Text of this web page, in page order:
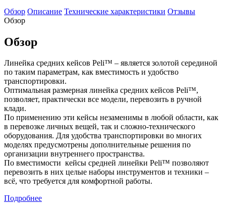
Обзор Описание Технические характеристики Отзывы
Обзор
Обзор
Линейка средних кейсов Peli™ – является золотой серединой
по таким параметрам, как вместимость и удобство
транспортировки.
Оптимальная размерная линейка средних кейсов Peli™,
позволяет, практически все модели, перевозить в ручной
клади.
По применению эти кейсы незаменимы в любой области, как
в перевозке личных вещей, так и сложно-технического
оборудования. Для удобства транспортировки во многих
моделях предусмотрены дополнительные решения по
организации внутреннего пространства.
По вместимости кейсы средней линейки Peli™ позволяют
перевозить в них целые наборы инструментов и техники –
всё, что требуется для комфортной работы.
Подробнее